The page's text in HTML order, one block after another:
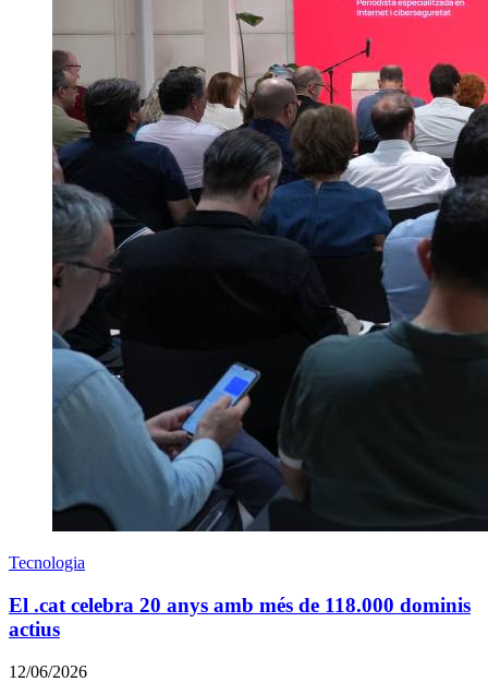
Tecnologia
El .cat celebra 20 anys amb més de 118.000 dominis
actius
12/06/2026